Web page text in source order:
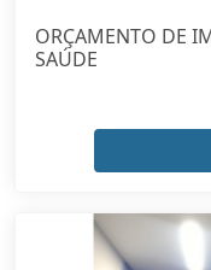
ORÇAMENTO DE
SAÚDE